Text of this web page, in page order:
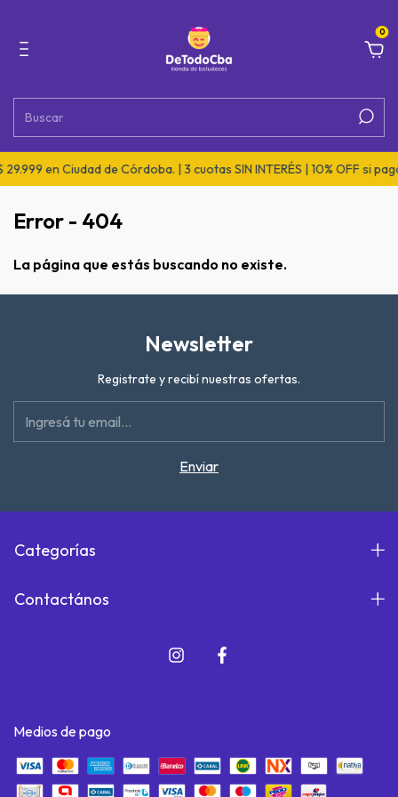
0
29.999 en Ciudad de Córdoba. | 3 cuotas SIN INTERÉS | 10% OFF si
Error - 404
La página que estás buscando no existe.
Newsletter
Registrate y recibí nuestras ofertas.
Categorías
Contactános
Medios de pago